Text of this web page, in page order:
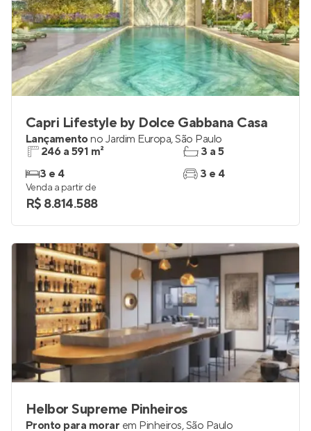
Capri Lifestyle by Dolce Gabbana Casa
Lançamentono Jardim Europa,São Paulo
246 a 591 m²
3 e 4
3 a 5
3 e 4
Venda a partir de
R$ 8.814.588
Helbor Supreme Pinheiros
Pronto para morar em Pinheiros,São Paulo